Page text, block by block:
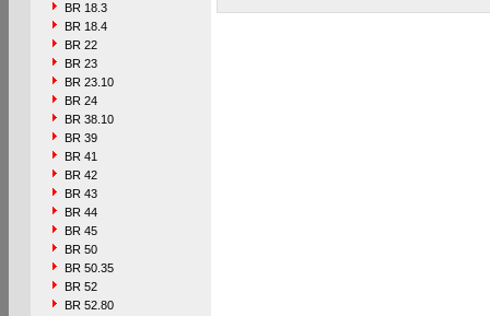
BR 18.3
BR 18.4
BR 22
BR 23
BR 23.10
BR 24
BR 38.10
BR 39
BR 41
BR 42
BR 43
BR 44
BR 45
BR 50
BR 50.35
BR 52
BR 52.80